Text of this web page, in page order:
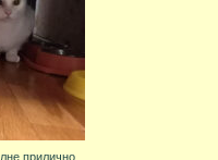
прилично